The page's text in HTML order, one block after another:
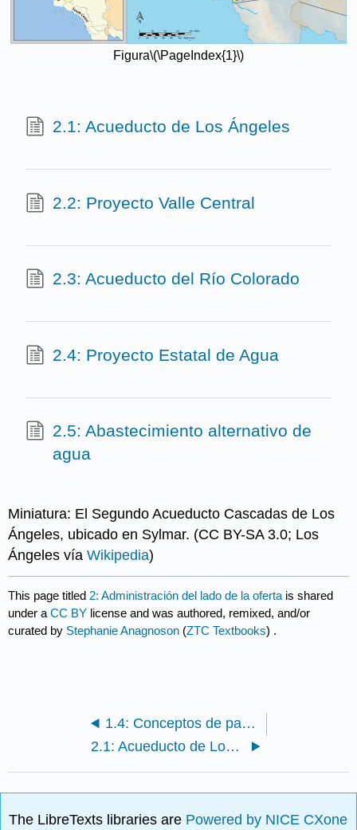
Figura\(\PageIndex{1}\)
2.1: Acueducto de Los Ángeles
2.2: Proyecto Valle Central
2.3: Acueducto del Río Colorado
2.4: Proyecto Estatal de Agua
2.5: Abastecimiento alternativo de
agua
Miniatura: El Segundo Acueducto Cascadas de Los
Ángeles, ubicado en Sylmar. (CC BY-SA 3.0; Los
Ángeles víaWikipedia)
This page titled 2: Administración del lado de la oferta is shared
under aCC BY license and was authored, remixed, and/or
curated by Stephanie Anagnoson (ZTC Textbooks) .
1.4: Conceptos de partes interesadas
2.1: Acueducto de Los Ángeles
The LibreTexts libraries are Powered by NICE CXone